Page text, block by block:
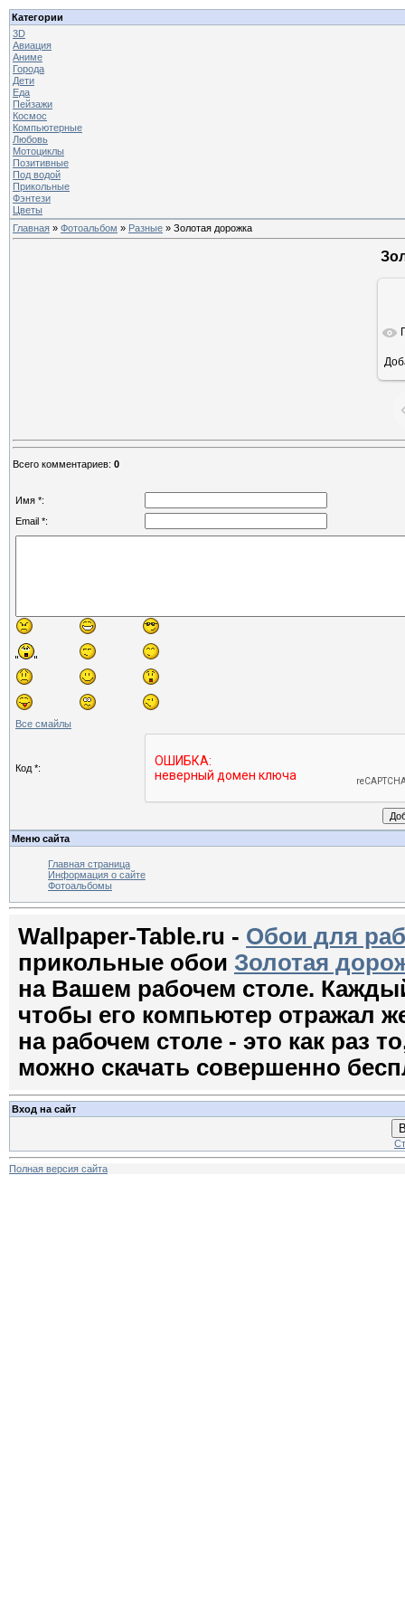
Категории
3D
Авиация
Аниме
Города
Дети
Еда
Пейзажи
Космос
Компьютерные
Любовь
Мотоциклы
Позитивные
Под водой
Прикольные
Фэнтези
Цветы
Главная » Фотоальбом » Разные » Золотая дорожка
Всего комментариев: 0
Имя *:
Email *:
Все смайлы
Код *:
Меню сайта
Главная страница
Информация о сайте
Фотоальбомы
Wallpaper-Table.ru - Обои для
прикольные обои Золотая
на Вашем рабочем столе.
чтобы его компьютер отражал
на рабочем столе - это как раз
можно скачать совершенно
Вход на сайт
Полная версия сайта